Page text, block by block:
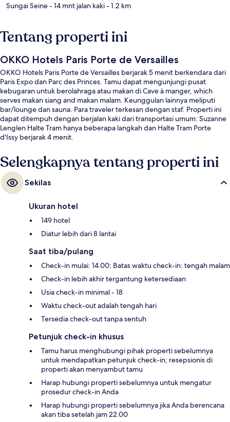
Sungai Seine- 14 mnt jalan kaki- 1.2 km
Tentang properti ini
OKKO Hotels Paris Porte de Versailles
OKKO Hotels Paris Porte de Versailles berjarak 5 menit berkendara dari
Paris Expo dan Parc des Princes. Tamu dapat mengunjungi pusat
kebugaran untuk berolahraga atau makan di Cave à manger, which
serves makan siang and makan malam. Keunggulan lainnya meliputi
bar/lounge dan sauna. Para traveler terkesan dengan staf. Properti ini
dapat ditempuh dengan berjalan kaki dari transportasi umum: Suzanne
Lenglen Halte Tram hanya beberapa langkah dan Halte Tram Porte
d'Issy berjarak 4 menit.
Selengkapnya tentang properti ini
Sekilas
Ukuran hotel
149 hotel
Diatur lebih dari 8 lantai
Saat tiba/pulang
Check-in mulai: 14.00; Batas waktu check-in: tengah malam
Check-in lebih akhir tergantung ketersediaan
Usia check-in minimal - 18
Waktu check-out adalah tengah hari
Tersedia check-out tanpa sentuh
Petunjuk check-in khusus
Tamu harus menghubungi pihak properti sebelumnya
untuk mendapatkan petunjuk check-in; resepsionis di
properti akan menyambut tamu
Harap hubungi properti sebelumnya untuk mengatur
prosedur check-in Anda
Harap hubungi properti sebelumnya jika Anda berencana
akan tiba setelah jam 22.00